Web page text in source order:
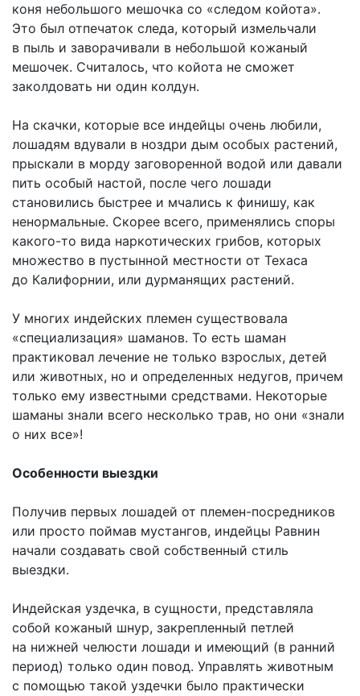
коня небольшого мешочка со «следом койота».
Это был отпечаток следа, который измельчали
в пыль и заворачивали в небольшой кожаный
мешочек. Считалось, что койота не сможет
заколдовать ни один колдун.
На скачки, которые все индейцы очень любили,
лошадям вдували в ноздри дым особых растений,
прыскали в морду заговоренной водой или давали
пить особый настой, после чего лошади
становились быстрее и мчались к финишу, как
ненормальные. Скорее всего, применялись споры
какого-то вида наркотических грибов, которых
множество в пустынной местности от Техаса
до Калифорнии, или дурманящих растений.
У многих индейских племен существовала
«специализация» шаманов. То есть шаман
практиковал лечение не только взрослых, детей
или животных, но и определенных недугов, причем
только ему известными средствами. Некоторые
шаманы знали всего несколько трав, но они «знали
о них все»!
Особенности выездки
Получив первых лошадей от племен-посредников
или просто поймав мустангов, индейцы Равнин
начали создавать свой собственный стиль
выездки.
Индейская уздечка, в сущности, представляла
собой кожаный шнур, закрепленный петлей
на нижней челюсти лошади и имеющий (в ранний
период) только один повод. Управлять животным
с помощью такой уздечки было практически